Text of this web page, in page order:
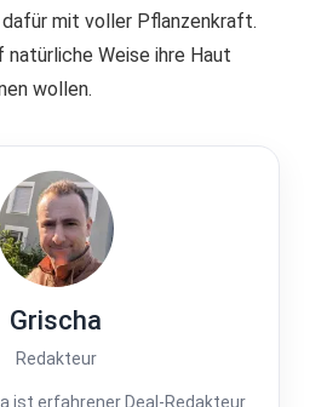
dafür mit voller Pflanzenkraft.
natürliche Weise ihre Haut
wollen.
Grischa
Redakteur
ist erfahrener Deal-Redakteur